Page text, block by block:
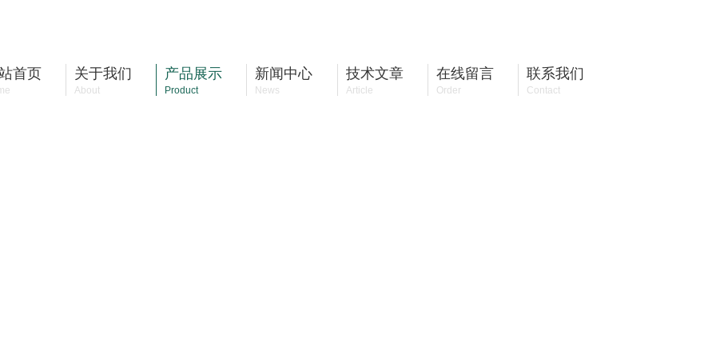
首页 关于我们
About
产品展示
Product
新闻中心
News
技术文章
Article
在线留言
Order
联系我们
Contact